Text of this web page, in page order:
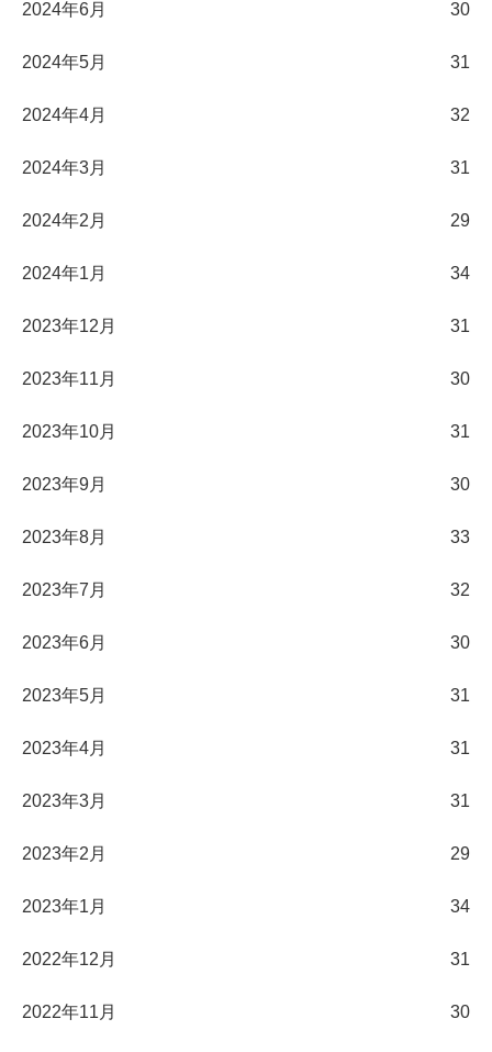
2024年6月 30
2024年5月 31
2024年4月 32
2024年3月 31
2024年2月 29
2024年1月 34
2023年12月 31
2023年11月 30
2023年10月 31
2023年9月 30
2023年8月 33
2023年7月 32
2023年6月 30
2023年5月 31
2023年4月 31
2023年3月 31
2023年2月 29
2023年1月 34
2022年12月 31
2022年11月 30